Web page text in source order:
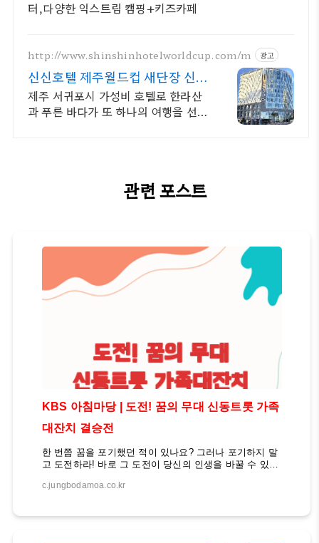
터,다양한 익스트림 캠핑+키즈카페
http://www.shinshinhotelworldcup.com/m 광고
신신호텔 제주월드컵 새단장 신신
호텔 제주월드컵
제주 서귀포시 가성비 호텔로 한라산
과 푸른 바다가 또 하나의 여행을 선사
관련 포스트
KBS 아침마당 | 도전! 꿈의 무대 신동트롯 가족
대잔치 결승전
한 번쯤 꿈을 포기했던 적이 있나요? 그러나 포기하지 말
고 도전하라! 바로 그 도전이 당신의 인생을 바꿀 수 있습
꿈의 무대' 코너는 평생 가수의 꿈을 가졌지만 현실적인
c.jungbodamoa.co.kr